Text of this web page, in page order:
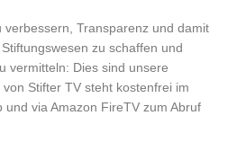
verbessern, Transparenz und damit
zu schaffen und
vermitteln: Dies sind unsere
Stifter TV steht kostenfrei im
und via Amazon FireTV zum Abruf